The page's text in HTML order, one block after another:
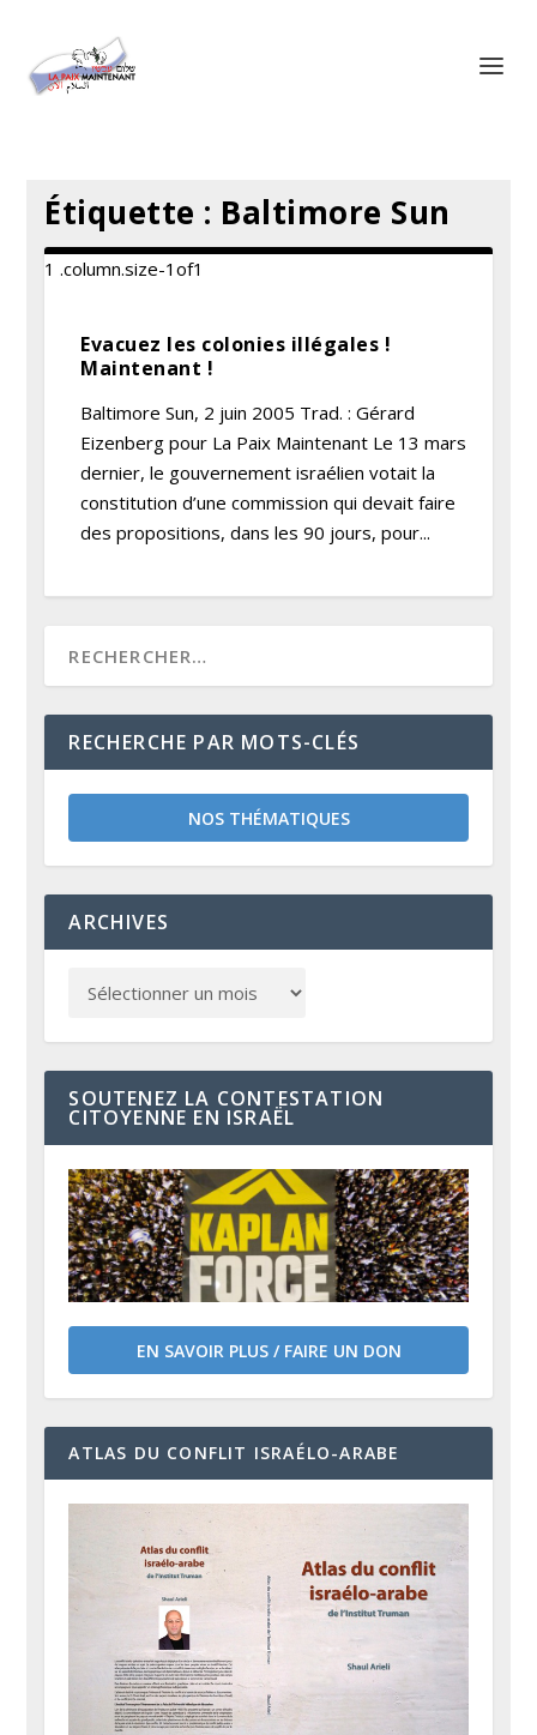
Étiquette : Baltimore Sun
Evacuez les colonies illégales !
Maintenant !
Baltimore Sun, 2 juin 2005 Trad. : Gérard
Eizenberg pour La Paix Maintenant Le 13 mars
dernier, le gouvernement israélien votait la
constitution d’une commission qui devait faire
des propositions, dans les 90 jours, pour...
RECHERCHE PAR MOTS-CLÉS
NOS THÉMATIQUES
ARCHIVES
SOUTENEZ LA CONTESTATION
CITOYENNE EN ISRAËL
EN SAVOIR PLUS / FAIRE UN DON
ATLAS DU CONFLIT ISRAÉLO-ARABE